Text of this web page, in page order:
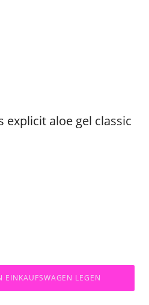
explicit aloe gel classic
EINKAUFSWAGEN LEGEN